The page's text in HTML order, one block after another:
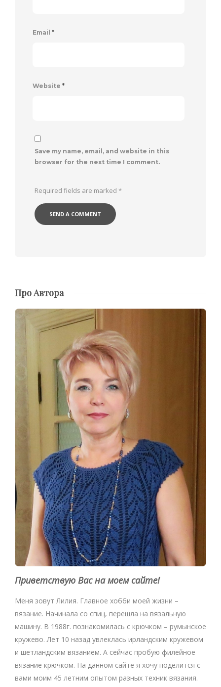
Email *
Website *
Save my name, email, and website in this
browser for the next time I comment.
Required fields are marked *
Про Автора
Приветствую Вас на моем сайте!
Меня зовут Лилия. Главное хобби моей жизни –
вязание. Начинала со спиц, перешла на вязальную
машину. В 1988г. познакомилась с крючком – румынское
кружево. Лет 10 назад увлеклась ирландским кружевом
и шетландским вязанием. А сейчас пробую филейное
вязание крючком. На данном сайте я хочу поделится с
вами моим 45 летним опытом разных техник вязания.